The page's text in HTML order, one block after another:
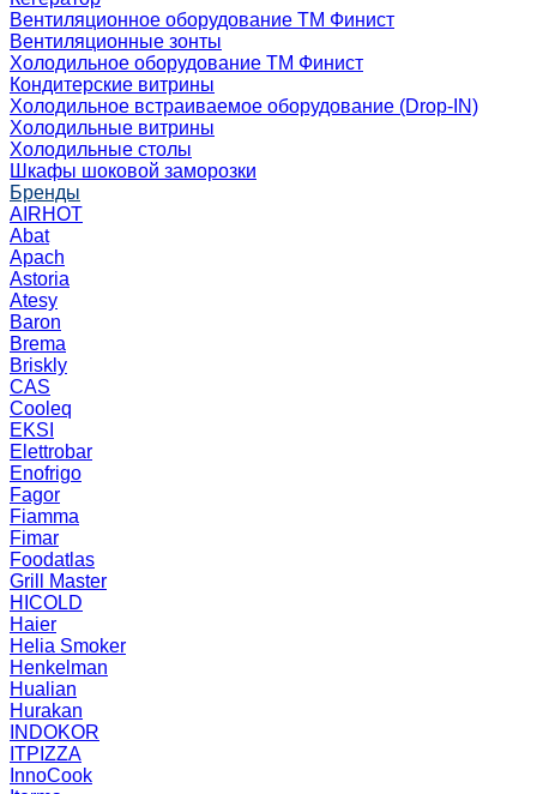
Вентиляционное оборудование ТМ Финист
Вентиляционные зонты
Холодильное оборудование ТМ Финист
Кондитерские витрины
Холодильное встраиваемое оборудование (Drop-IN)
Холодильные витрины
Холодильные столы
Шкафы шоковой заморозки
Бренды
AIRHOT
Abat
Apach
Astoria
Atesy
Baron
Brema
Briskly
CAS
Cooleq
EKSI
Elettrobar
Enofrigo
Fagor
Fiamma
Fimar
Foodatlas
Grill Master
HICOLD
Haier
Helia Smoker
Henkelman
Hualian
Hurakan
INDOKOR
ITPIZZA
InnoCook